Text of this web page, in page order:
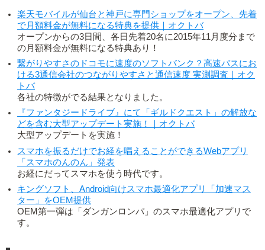
楽天モバイルが仙台と神戸に専門ショップをオープン、先着
で月額料金が無料になる特典を提供｜オクトバ
オープンからの3日間、各日先着20名に2015年11月度分まで
の月額料金が無料になる特典あり！
繋がりやすさのドコモに速度のソフトバンク？高速バスにお
ける3通信会社のつながりやすさと通信速度 実測調査｜オク
トバ
各社の特徴がでる結果となりました。
『ファンタジードライブ』にて「ギルドクエスト」の解放な
どを含む大型アップデート実施！｜オクトバ
大型アップデートを実施！
スマホを振るだけでお経を唱えることができるWebアプリ
「スマホのんのん」発表
お経にだってスマホを使う時代です。
キングソフト、Android向けスマホ最適化アプリ「加速マス
ター」をOEM提供
OEM第一弾は「ダンガンロンパ」のスマホ最適化アプリで
す。